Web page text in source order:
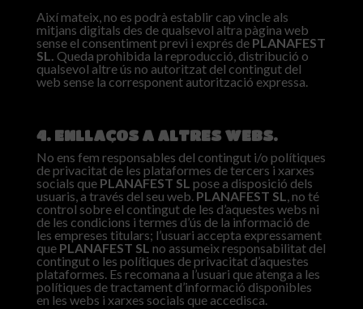
Així mateix, no es podrà establir cap vincle als
mitjans digitals des de qualsevol altra pàgina web
sense el consentiment previ i exprés de PLANAFEST
SL. Queda prohibida la reproducció, distribució o
qualsevol altre ús no autoritzat del contingut del
web sense la corresponent autorització expressa.
4. ENLLAÇOS A ALTRES WEBS.
No ens fem responsables del contingut i/o polítiques
de privacitat de les plataformes de tercers i xarxes
socials que PLANAFEST SL pose a disposició dels
usuaris, a través del seu web. PLANAFEST SL, no té
control sobre el contingut de les d’aquestes webs ni
de les condicions i termes d’ús de la informació de
les empreses titulars; l’usuari accepta expressament
que PLANAFEST SL no assumeix responsabilitat del
contingut o les polítiques de privacitat d’aquestes
plataformes. Es recomana a l’usuari que atenga a les
polítiques de tractament d’informació disponibles
en les webs i xarxes socials que accedisca.